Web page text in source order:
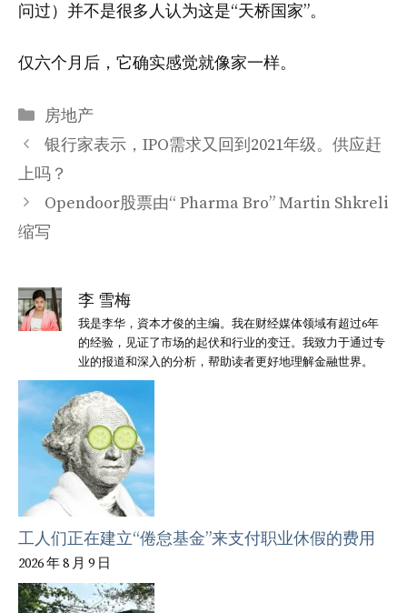
问过）并不是很多人认为这是“天桥国家”。
仅六个月后，它确实感觉就像家一样。
分
类
房地产
银行家表示，IPO需求又回到2021年级。供应赶
上吗？
Opendoor股票由“ Pharma Bro” Martin Shkreli
缩写
李 雪梅
我是李华，資本才俊的主编。我在财经媒体领域有超过6年
的经验，见证了市场的起伏和行业的变迁。我致力于通过专
业的报道和深入的分析，帮助读者更好地理解金融世界。
工人们正在建立“倦怠基金”来支付职业休假的费用
2026 年 8 月 9 日